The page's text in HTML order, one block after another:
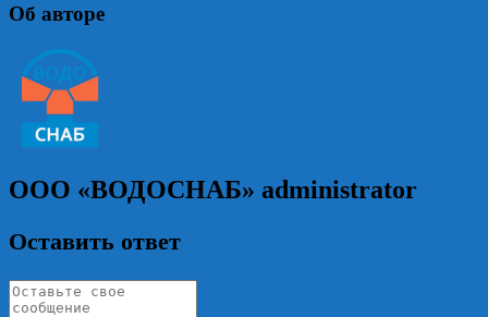
Об авторе
ООО «ВОДОСНАБ» administrator
Оставить ответ